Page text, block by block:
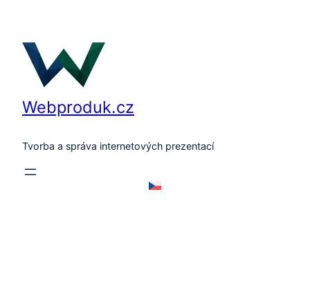
obsah
Webproduk.cz
Tvorba a správa internetových prezentací